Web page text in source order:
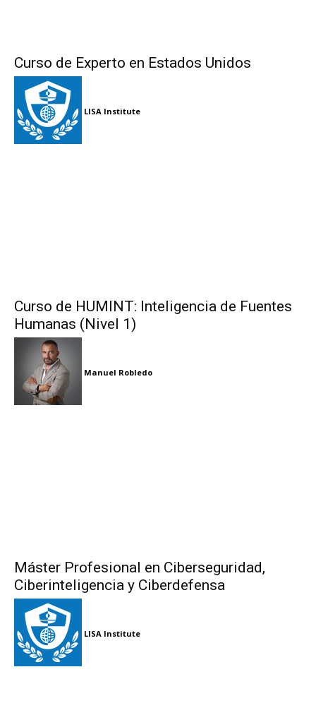
Curso de Experto en Estados Unidos
LISA Institute
Curso de HUMINT: Inteligencia de Fuentes
Humanas (Nivel 1)
Manuel Robledo
Máster Profesional en Ciberseguridad,
Ciberinteligencia y Ciberdefensa
LISA Institute